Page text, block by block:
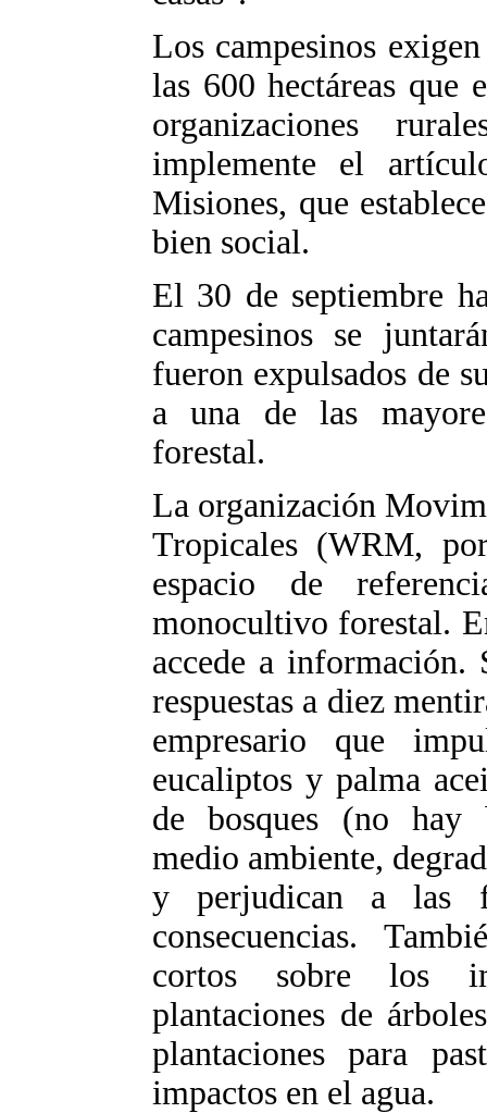
Los campesinos
las 600 hectáreas que
organizaciones
implemente el
Misiones, que
bien social.
El 30 de septiembre
campesinos se
fueron expulsados de
a una de las
forestal.
La organización
Tropicales (WRM,
espacio de
monocultivo forestal.
accede a información.
respuestas a diez
empresario que
eucaliptos y palma
de bosques (no hay
medio ambiente,
y perjudican a las
consecuencias.
cortos sobre los
plantaciones de
plantaciones para
impactos en el agua.